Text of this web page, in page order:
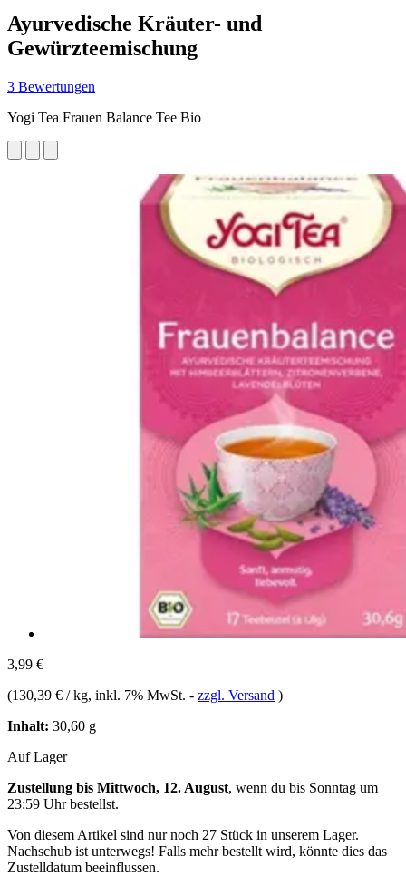
Ayurvedische Kräuter- und
Gewürzteemischung
3 Bewertungen
Yogi Tea Frauen Balance Tee Bio
3,99 €
(130,39 € / kg, inkl. 7% MwSt. - zzgl. Versand )
Inhalt: 30,60 g
Auf Lager
Zustellung bis Mittwoch, 12. August, wenn du bis Sonntag um
23:59 Uhrbestellst.
Von diesem Artikel sind nur noch 27 Stück in unserem Lager.
Nachschub ist unterwegs! Falls mehr bestellt wird, könnte dies das
Zustelldatum beeinflussen.